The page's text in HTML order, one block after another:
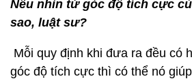
Nếu nhìn từ góc độ tích cực
sao, luật sư?
Mỗi quy định khi đưa ra đều có
góc độ tích cực thì có thể nó